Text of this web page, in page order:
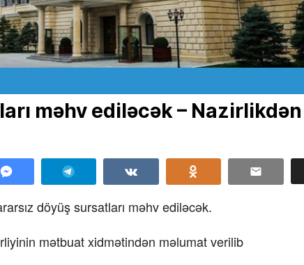
məhv ediləcək – Nazirlikdən
döyüş sursatları məhv ediləcək.
mətbuat xidmətindən məlumat verilib